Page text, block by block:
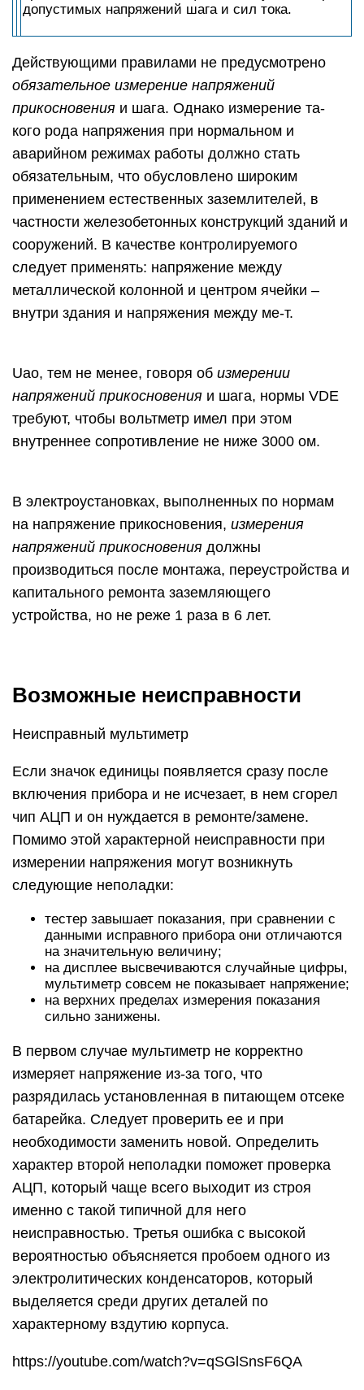
допустимых напряжений шага и сил тока.
Действующими правилами не предусмотрено
обязательное измерение напряжений
прикосновения и шага. Однако измерение та-
кого рода напряжения при нормальном и
аварийном режимах работы должно стать
обязательным, что обусловлено широким
применением естественных заземлителей, в
частности железобетонных конструкций зданий и
сооружений. В качестве контролируемого
следует применять: напряжение между
металлической колонной и центром ячейки –
внутри здания и напряжения между ме-т.
Uao, тем не менее, говоря об измерении
напряжений прикосновения и шага, нормы VDE
требуют, чтобы вольтметр имел при этом
внутреннее сопротивление не ниже 3000 ом.
В электроустановках, выполненных по нормам
на напряжение прикосновения, измерения
напряжений прикосновения должны
производиться после монтажа, переустройства и
капитального ремонта заземляющего
устройства, но не реже 1 раза в 6 лет.
Возможные неисправности
Неисправный мультиметр
Если значок единицы появляется сразу после
включения прибора и не исчезает, в нем сгорел
чип АЦП и он нуждается в ремонте/замене.
Помимо этой характерной неисправности при
измерении напряжения могут возникнуть
следующие неполадки:
тестер завышает показания, при сравнении с
данными исправного прибора они отличаются
на значительную величину;
на дисплее высвечиваются случайные цифры,
мультиметр совсем не показывает напряжение;
на верхних пределах измерения показания
сильно занижены.
В первом случае мультиметр не корректно
измеряет напряжение из-за того, что
разрядилась установленная в питающем отсеке
батарейка. Следует проверить ее и при
необходимости заменить новой. Определить
характер второй неполадки поможет проверка
АЦП, который чаще всего выходит из строя
именно с такой типичной для него
неисправностью. Третья ошибка с высокой
вероятностью объясняется пробоем одного из
электролитических конденсаторов, который
выделяется среди других деталей по
характерному вздутию корпуса.
https://youtube.com/watch?v=qSGlSnsF6QA